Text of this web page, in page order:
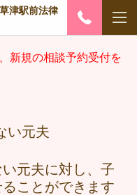
津駅前法律
新規の相談予約受付を
い元夫
元夫に対し、子
ことができます